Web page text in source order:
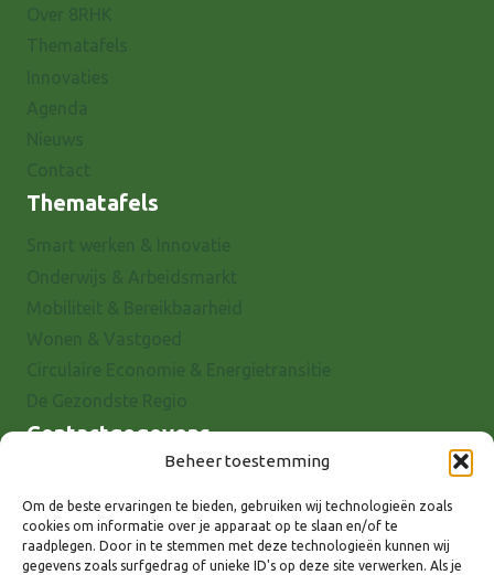
Beheer toestemming
Om de beste ervaringen te bieden, gebruiken wij technologieën zoals
cookies om informatie over je apparaat op te slaan en/of te
raadplegen. Door in te stemmen met deze technologieën kunnen wij
gegevens zoals surfgedrag of unieke ID's op deze site verwerken. Als je
Thematafels
Contactgegevens
7001 EX Doetinchem
E-mail: info@8rhk.nl
Telefoonnummers